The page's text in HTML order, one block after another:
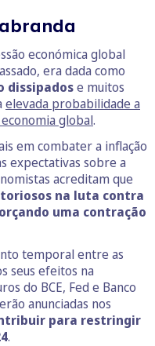
económica global
era dada como
dissipadose muitos
elevada probabilidade a
global.
em combater a inflação
expectativas sobre a
acreditam que
na luta contra
uma contração
temporal entre as
seus efeitos na
do BCE, Fed e Banco
anunciadas nos
para restringir
.